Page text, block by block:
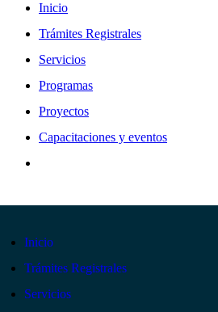
Inicio
Trámites Registrales
Servicios
Programas
Proyectos
Capacitaciones y eventos
Inicio
Trámites Registrales
Servicios